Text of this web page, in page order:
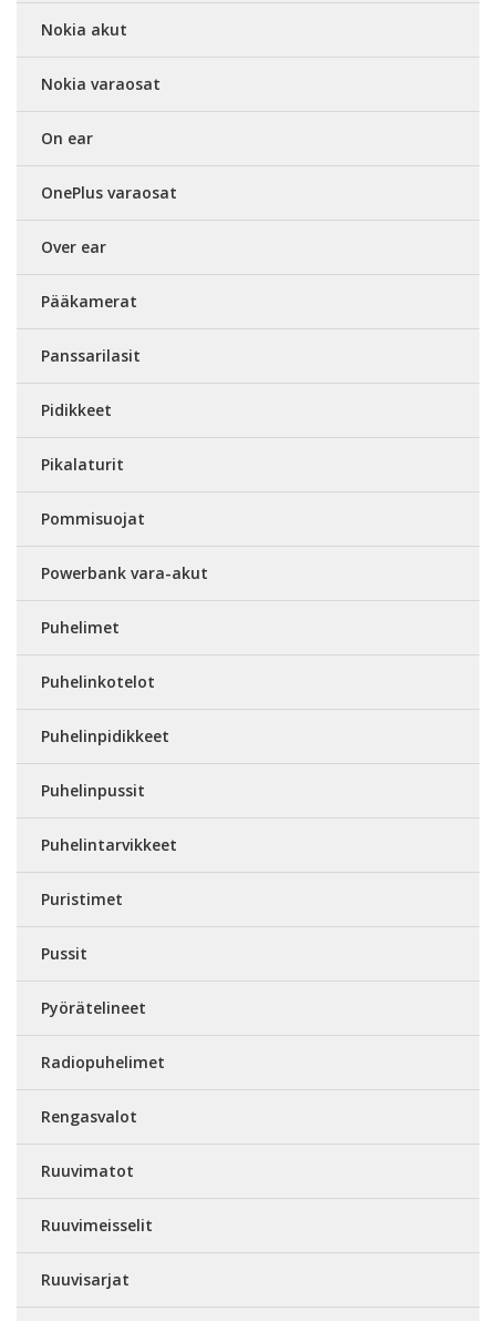
Nokia akut
Nokia varaosat
On ear
OnePlus varaosat
Over ear
Pääkamerat
Panssarilasit
Pidikkeet
Pikalaturit
Pommisuojat
Powerbank vara-akut
Puhelimet
Puhelinkotelot
Puhelinpidikkeet
Puhelinpussit
Puhelintarvikkeet
Puristimet
Pussit
Pyörätelineet
Radiopuhelimet
Rengasvalot
Ruuvimatot
Ruuvimeisselit
Ruuvisarjat